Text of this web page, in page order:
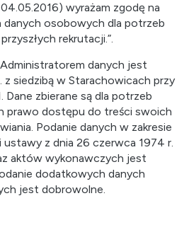
04.05.2016) wyrażam zgodę na
danych osobowych dla potrzeb
rekrutacji.”.
danych jest
z siedzibą w Starachowicach przy
Dane zbierane są dla potrzeb
prawo dostępu do treści swoich
Podanie danych w zakresie
ustawy z dnia 26 czerwca 1974 r.
aktów wykonawczych jest
dodatkowych danych
jest dobrowolne.